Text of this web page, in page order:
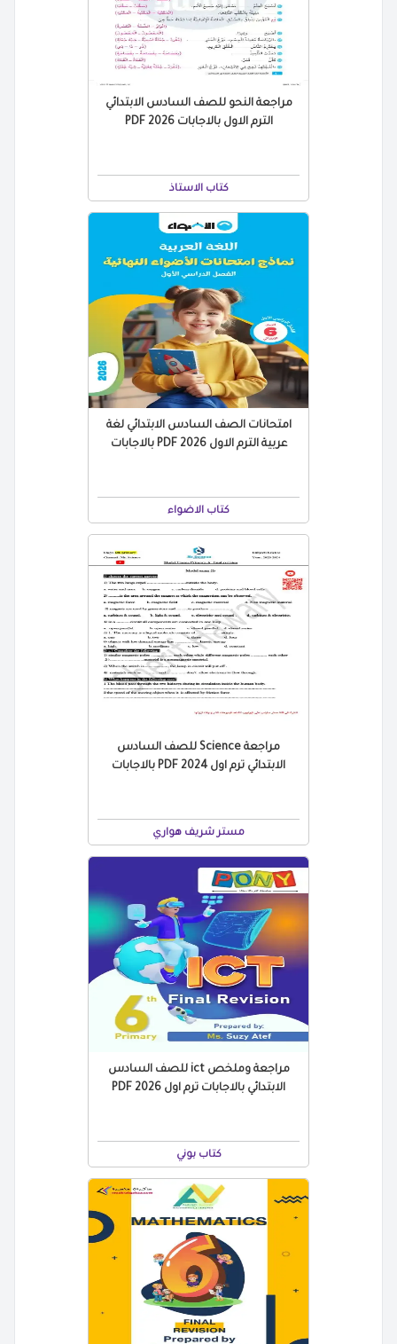
مراجعة النحو للصف السادس الابتدائي
الترم الاول بالاجابات PDF 2026
كتاب الاستاذ
امتحانات الصف السادس الابتدائي لغة
عربية الترم الاول 2026 PDF بالاجابات
كتاب الاضواء
مراجعة Science للصف السادس
الابتدائي ترم اول 2024 PDF بالاجابات
مستر شريف هواري
مراجعة وملخص ict للصف السادس
الابتدائي بالاجابات ترم اول 2026 PDF
كتاب بوني